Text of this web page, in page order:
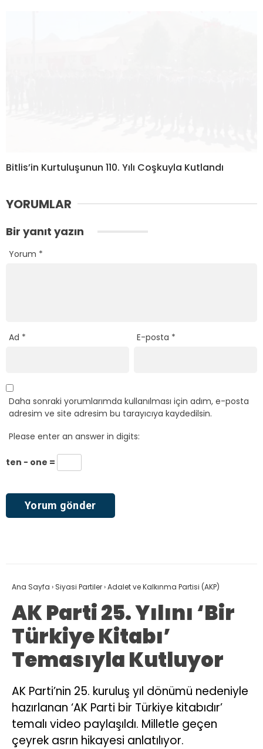
Bitlis’in Kurtuluşunun 110. Yılı Coşkuyla Kutlandı
YORUMLAR
Bir yanıt yazın
Yorum *
Ad * E-posta *
Daha sonraki yorumlarımda kullanılması için adım, e-posta
adresim ve site adresim bu tarayıcıya kaydedilsin.
Please enter an answer in digits:
ten − one =
Ana Sayfa › Siyasi Partiler›Adalet ve Kalkınma Partisi (AKP)
AK Parti 25. Yılını ‘Bir
Türkiye Kitabı’
Temasıyla Kutluyor
AK Parti’nin 25. kuruluş yıl dönümü nedeniyle
hazırlanan ‘AK Parti bir Türkiye kitabıdır’
temalı video paylaşıldı. Milletle geçen
çeyrek asrın hikayesi anlatılıyor.